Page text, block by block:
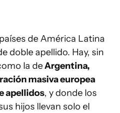
de América Latina
doble apellido. Hay, sin
la deArgentina,
masiva europea
apellidos, y donde los
hijos llevan solo el